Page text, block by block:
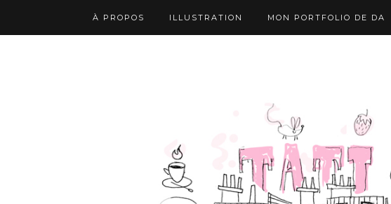
À PROPOS ILLUSTRATION MON PORTFOLIO DE DA